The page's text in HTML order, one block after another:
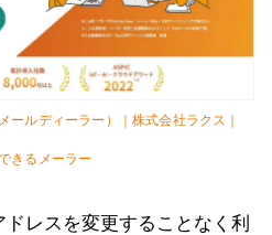
ールディーラー）｜株式会社ラクス｜
きるメーラー
レスを変更することなく利